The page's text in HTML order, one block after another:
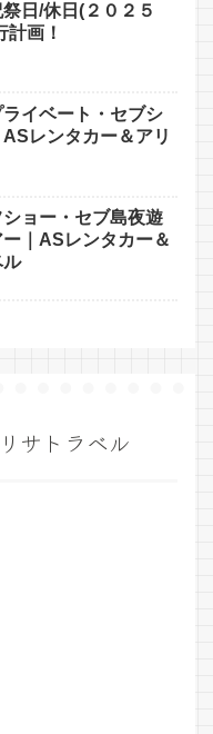
日/休日(２０２５
計画！
イベート・セブシ
レンタカー＆アリ
ョー・セブ島夜遊
｜ASレンタカー＆
ル
サトラベル